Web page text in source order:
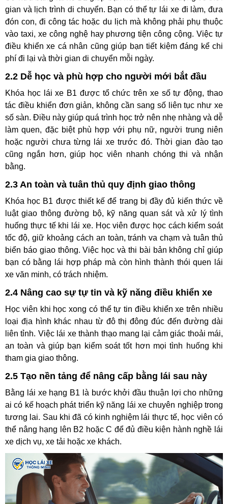
nam và nữ, nhân viên văn phòng hay người lớn tuổi.
2.1 Chủ động và linh hoạt khi di chuyển
Sở hữu bằng lái xe B1 giúp bạn hoàn toàn chủ động về thời
gian và lịch trình di chuyển. Bạn có thể tự lái xe đi làm, đưa
vào taxi, xe công nghệ hay phương tiện công cộng. Việc tự
điều khiển xe cá nhân cũng giúp bạn tiết kiệm đáng kể chi
phí đi lại và thời gian di chuyển mỗi ngày.
2.2 Dễ học và phù hợp cho người mới bắt đầu
Khóa học lái xe B1 được tổ chức trên xe số tự động, thao
tác điều khiển đơn giản, không cần sang số liên tục như xe
số sàn. Điều này giúp quá trình học trở nên nhẹ nhàng và dễ
hoặc người chưa từng lái xe trước đó. Thời gian đào tạo
cũng ngắn hơn, giúp học viên nhanh chóng thi và nhận
bằng.
2.3 An toàn và tuân thủ quy định giao thông
Khóa học B1 được thiết kế để trang bị đầy đủ kiến thức về
luật giao thông đường bộ, kỹ năng quan sát và xử lý tình
huống thực tế khi lái xe. Học viên được học cách kiểm soát
biển báo giao thông. Việc học và thi bài bản không chỉ giúp
bạn có bằng lái hợp pháp mà còn hình thành thói quen lái
xe văn minh, có trách nhiệm.
2.4 Nâng cao sự tự tin và kỹ năng điều khiển xe
Học viên khi học xong có thể tự tin điều khiển xe trên nhiều
liên tỉnh. Việc lái xe thành thạo mang lại cảm giác thoải mái,
an toàn và giúp bạn kiểm soát tốt hơn mọi tình huống khi
tham gia giao thông.
2.5 Tạo nền tảng để nâng cấp bằng lái sau này
Bằng lái xe hạng B1 là bước khởi đầu thuận lợi cho những
ai có kế hoạch phát triển kỹ năng lái xe chuyên nghiệp trong
tương lai. Sau khi đã có kinh nghiệm lái thực tế, học viên có
thể nâng hạng lên B2 hoặc C để đủ điều kiện hành nghề lái
xe dịch vụ, xe tải hoặc xe khách.